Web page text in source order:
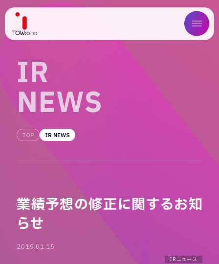
ABOUT US
WORKS
COMPANY
IR
IR
NEWS
TOP IR NEWS
業績予想の修正に関するお知
らせ
2019.01.15
IRニュース